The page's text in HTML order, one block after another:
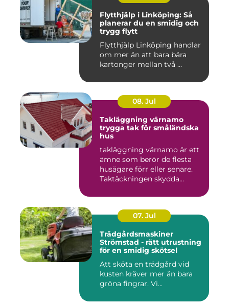
Flytthjälp i Linköping: Så
planerar du en smidig och
trygg flytt
Flytthjälp Linköping handlar
om mer än att bara bära
kartonger mellan två ...
08. Jul
Takläggning värnamo
trygga tak för småländska
hus
takläggning värnamo är ett
ämne som berör de flesta
husägare förr eller senare.
Taktäckningen skydda...
07. Jul
Trädgårdsmaskiner
Strömstad - rätt utrustning
för en smidig skötsel
Att sköta en trädgård vid
kusten kräver mer än bara
gröna fingrar. Vi...